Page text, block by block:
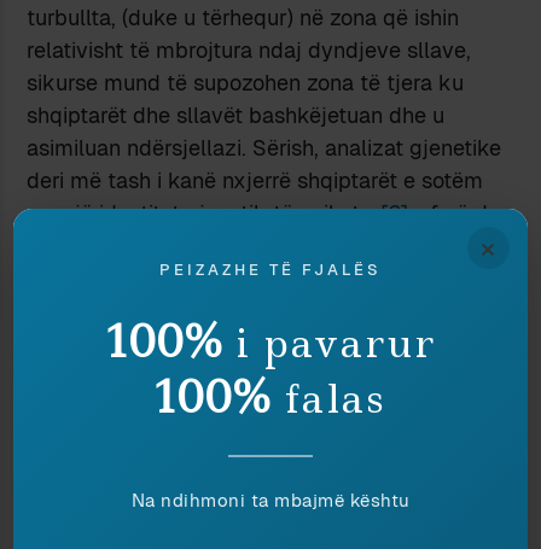
turbullta, (duke u tërhequr) në zona që ishin
relativisht të mbrojtura ndaj dyndjeve sllave,
sikurse mund të supozohen zona të tjera ku
shqiptarët dhe sllavët bashkëjetuan dhe u
asimiluan ndërsjellazi. Sërish, analizat gjenetike
deri më tash i kanë nxjerrë shqiptarët e sotëm
me një identitet gjenetik të spikatur[6], çfarë do
autoktonisë (relative), sa i përket përbërjes
se shqiptarët nuk duket të kenë asimiluar
masivisht, në histori, popuj të tjerë dhe t’i kenë
bërë këta të ndërrojnë gjuhë për të përqafuar
asimiluar dhe kanë ndërruar gjuhë). Por këto të
×
PEIZAZHE TË FJALËS
100% i pavarur
100% falas
Na ndihmoni ta mbajmë kështu